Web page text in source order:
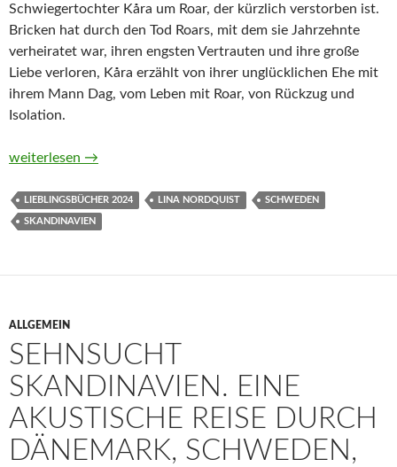
Schwiegertochter Kåra um Roar, der kürzlich verstorben ist.
Bricken hat durch den Tod Roars, mit dem sie Jahrzehnte
verheiratet war, ihren engsten Vertrauten und ihre große
Liebe verloren, Kåra erzählt von ihrer unglücklichen Ehe mit
ihrem Mann Dag, vom Leben mit Roar, von Rückzug und
Isolation.
Mein Herz ist eine Krähe von Lina Nordquist
weiterlesen →
LIEBLINGSBÜCHER 2024 LINA NORDQUIST SCHWEDEN
SKANDINAVIEN
ALLGEMEIN
SEHNSUCHT
SKANDINAVIEN. EINE
AKUSTISCHE REISE DURCH
DÄNEMARK, SCHWEDEN,